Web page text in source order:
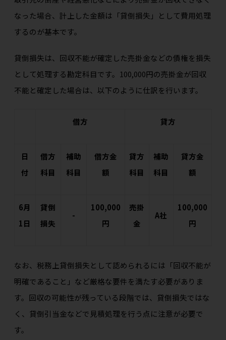
なった場合、計上した金額は「貸倒損失」として費用処理
するのが基本です。
貸倒損失は、回収不能が確定した売掛金などの債権を損失
として処理する勘定科目です。100,000円の売掛金が回収
不能と確定した場合は、以下のように仕訳を行います。
借方 貸方
日
付
借方
科目
補助
科目
借方金
額
貸方
科目
補助
科目
貸方金
額
6月
1日
貸倒
損失
-
100,000
円
売掛
金
A社
100,000
円
なお、税務上貸倒損失として認められるには「回収不能が
明確であること」など厳格な要件を満たす必要がありま
す。回収の可能性が残っている段階では、貸倒損失ではな
く、貸倒引当金などで見積処理を行う点に注意が必要で
す。